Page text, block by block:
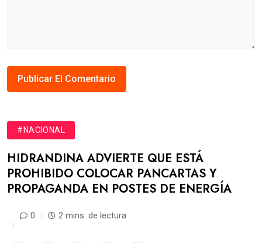
#NACIONAL
HIDRANDINA ADVIERTE QUE ESTÁ
PROHIBIDO COLOCAR PANCARTAS Y
PROPAGANDA EN POSTES DE ENERGÍA
0 2 mins. de lectura